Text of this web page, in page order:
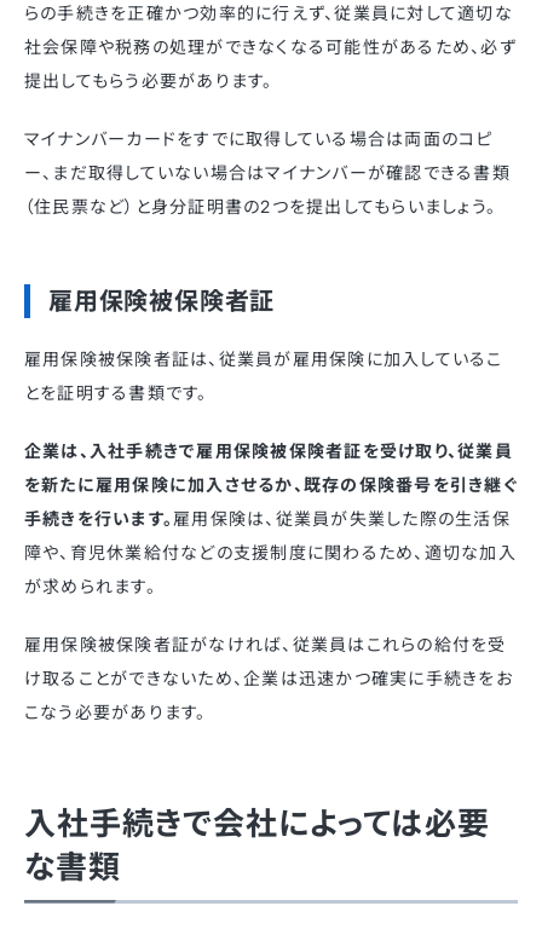
らの手続きを正確かつ効率的に行えず、従業員に対して適切な
社会保障や税務の処理ができなくなる可能性があるため、必ず
提出してもらう必要があります。
マイナンバーカードをすでに取得している場合は両面のコピ
ー、まだ取得していない場合はマイナンバーが確認できる書類
（住民票など）と身分証明書の2つを提出してもらいましょう。
雇用保険被保険者証
雇用保険被保険者証は、従業員が雇用保険に加入しているこ
とを証明する書類です。
企業は、入社手続きで雇用保険被保険者証を受け取り、従業員
を新たに雇用保険に加入させるか、既存の保険番号を引き継ぐ
手続きを行います。 雇用保険は、従業員が失業した際の生活保
障や、育児休業給付などの支援制度に関わるため、適切な加入
が求められます。
雇用保険被保険者証がなければ、従業員はこれらの給付を受
け取ることができないため、企業は迅速かつ確実に手続きをお
こなう必要があります。
入社手続きで会社によっては必要
な書類